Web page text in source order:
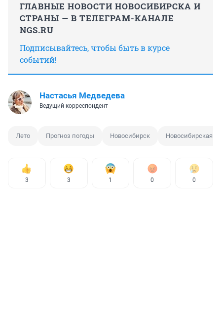
ГЛАВНЫЕ НОВОСТИ НОВОСИБИРСКА И
СТРАНЫ — В ТЕЛЕГРАМ-КАНАЛЕ
NGS.RU
Подписывайтесь, чтобы быть в курсе
событий!
Настасья Медведева
Ведущий корреспондент
Лето Прогноз погоды Новосибирск Новосибирская
3 3 1 0 0